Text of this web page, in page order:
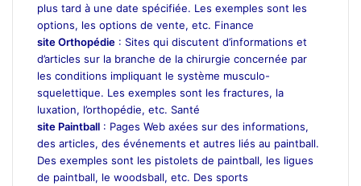
plus tard à une date spécifiée. Les exemples sont les
options, les options de vente, etc. Finance
site Orthopédie : Sites qui discutent d’informations et
d’articles sur la branche de la chirurgie concernée par
les conditions impliquant le système musculo-
squelettique. Les exemples sont les fractures, la
luxation, l’orthopédie, etc. Santé
site Paintball : Pages Web axées sur des informations,
des articles, des événements et autres liés au paintball.
Des exemples sont les pistolets de paintball, les ligues
de paintball, le woodsball, etc. Des sports